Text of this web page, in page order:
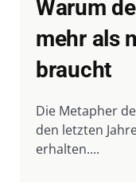
Warum
mehr als
braucht
Die Metapher
den letzten
erhalten....